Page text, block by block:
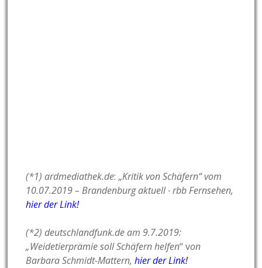
(*1) ardmediathek.de: „Kritik von Schäfern“ vom
10.07.2019 – Brandenburg aktuell ∙ rbb Fernsehen,
hier der Link!
(*2) deutschlandfunk.de am 9.7.2019:
„Weidetierprämie soll Schäfern helfen“ von
Barbara Schmidt-Mattern, hier der Link!